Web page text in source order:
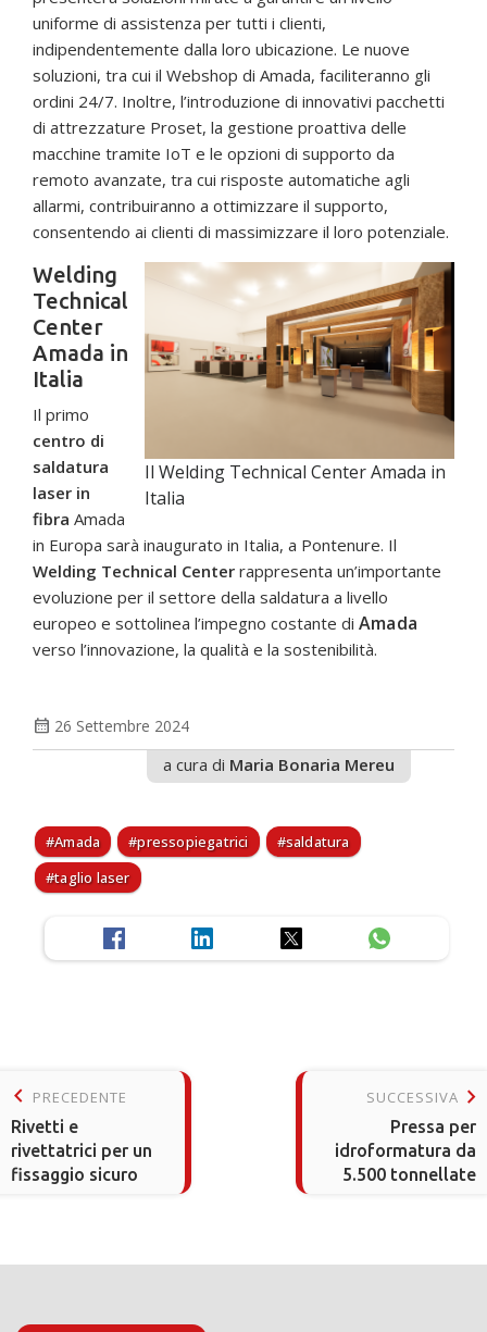
uniforme di assistenza per tutti i clienti,
indipendentemente dalla loro ubicazione. Le nuove
soluzioni, tra cui il Webshop di Amada, faciliteranno gli
ordini 24/7. Inoltre, l’introduzione di innovativi pacchetti
di attrezzature Proset, la gestione proattiva delle
macchine tramite IoT e le opzioni di supporto da
remoto avanzate, tra cui risposte automatiche agli
allarmi, contribuiranno a ottimizzare il supporto,
consentendo ai clienti di massimizzare il loro potenziale.
Il Welding Technical Center Amada in
Italia
Welding
Technical
Center
Amada in
Italia
Il primo
centro di
saldatura
laser in
fibra Amada
in Europa sarà inaugurato in Italia, a Pontenure. Il
Welding Technical Center rappresenta un’importante
evoluzione per il settore della saldatura a livello
europeo e sottolinea l’impegno costante di Amada
verso l’innovazione, la qualità e la sostenibilità.
calendar_month 26 Settembre 2024
a cura di Maria Bonaria Mereu
Amada pressopiegatrici
saldatura
taglio laser
keyboard_arrow_left PRECEDENTE
Rivetti e
rivettatrici per un
fissaggio sicuro
SUCCESSIVA keyboard_arrow_right
Pressa per
idroformatura da
5.500 tonnellate